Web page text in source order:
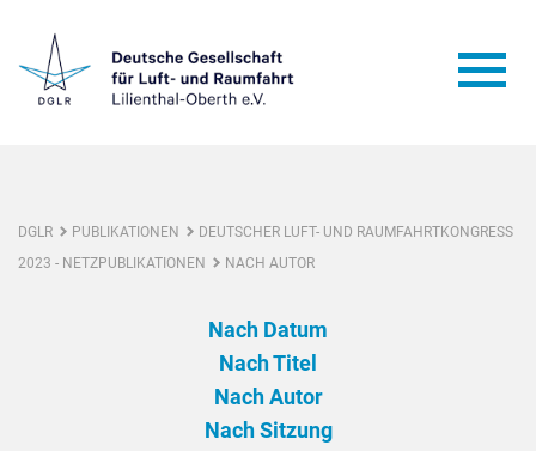
DGLR PUBLIKATIONEN
DEUTSCHER LUFT- UND RAUMFAHRTKONGRESS
2023 - NETZPUBLIKATIONEN
NACH AUTOR
Nach Datum
Nach Titel
Nach Autor
Nach Sitzung